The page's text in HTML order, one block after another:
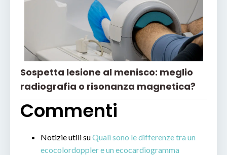
Sospetta lesione al menisco: meglio
radiografia o risonanza magnetica?
Commenti
Notizie utilisuQuali sono le differenze tra un
ecocolordoppler e un ecocardiogramma